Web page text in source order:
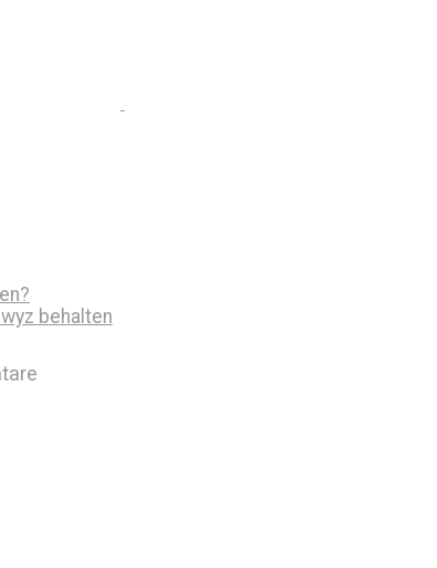
behalten